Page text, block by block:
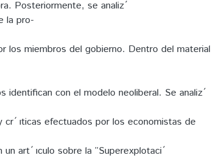
Posteriormente, se analiz
la pro-
los miembros del gobierno. Dentro del material
identifican con el modelo neoliberal. Se analiz
ıticas efectuados por los economistas de
art ́ ıculo sobre la ”Superexplotaci